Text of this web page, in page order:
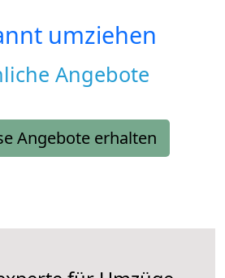
umziehen
Angebote
Angebote erhalten